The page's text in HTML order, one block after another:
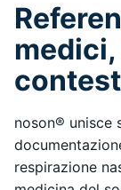
noson® unisce
respirazione